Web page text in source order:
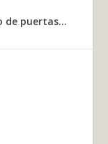
de puertas...